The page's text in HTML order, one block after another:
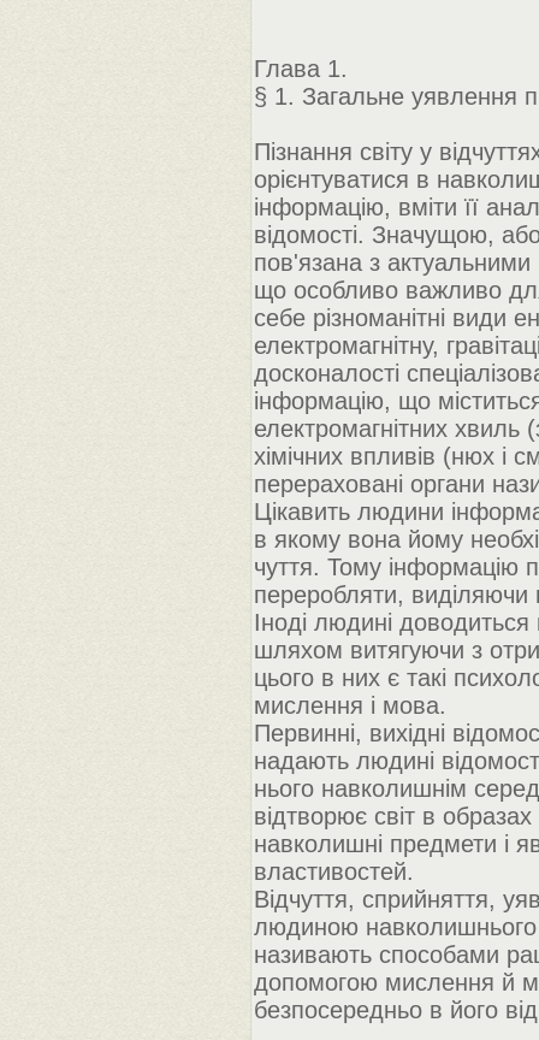
Глава 1.
§ 1. Загальне уявлення
Пізнання світу у
орієнтуватися в
інформацію, вміти її
відомості. Значущою,
пов'язана з актуальними
що особливо важливо
себе різноманітні види
електромагнітну,
досконалості
інформацію, що
електромагнітних хвиль
хімічних впливів (нюх і
перераховані органи
Цікавить людини
в якому вона йому
чуття. Тому інформацію
переробляти, виділяючи
Іноді людині
шляхом витягуючи з
цього в них є такі
мислення і мова.
Первинні, вихідні
надають людині
нього навколишнім
відтворює світ в
навколишні предмети і
властивостей.
Відчуття, сприйняття,
людиною навколишнього
називають способами
допомогою мислення й
безпосередньо в його